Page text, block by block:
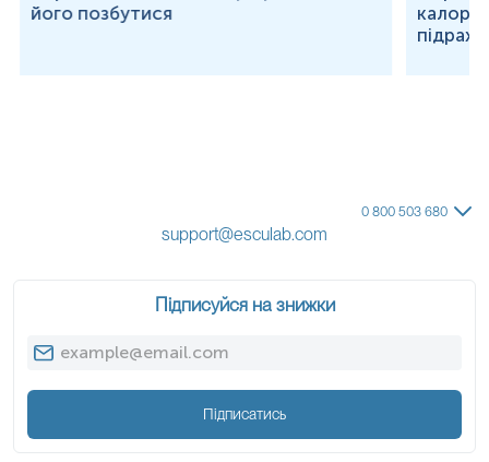
його позбутися
0 800 503 680
support@esculab.com
Підписуйся на знижки
Підписатись